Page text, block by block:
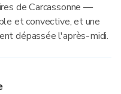
de Carcassonne —
et convective, et une
dépassée l'après-midi.